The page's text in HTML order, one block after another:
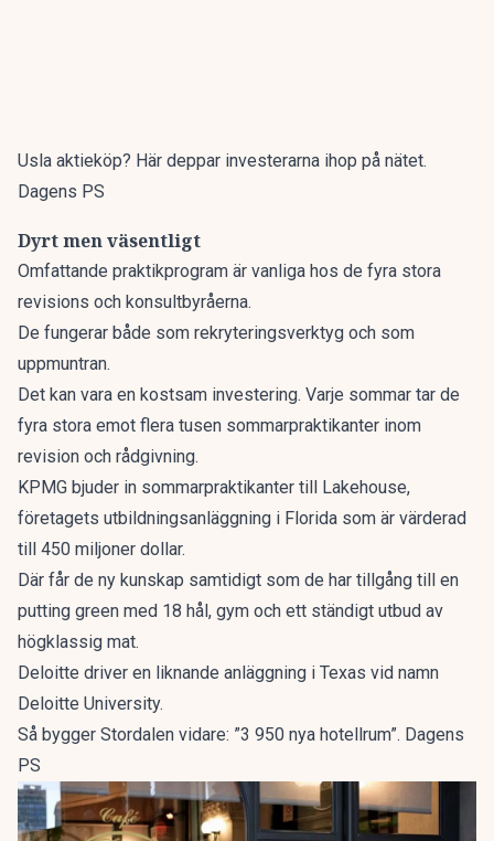
Usla aktieköp? Här deppar investerarna ihop på nätet.
Dagens PS
Dyrt men väsentligt
Omfattande praktikprogram är vanliga hos de fyra stora
revisions och konsultbyråerna.
De fungerar både som rekryteringsverktyg och som
uppmuntran.
Det kan vara en kostsam investering. Varje sommar tar de
fyra stora emot flera tusen sommarpraktikanter inom
revision och rådgivning.
KPMG bjuder in sommarpraktikanter till Lakehouse,
företagets utbildningsanläggning i Florida som är värderad
till 450 miljoner dollar.
Där får de ny kunskap samtidigt som de har tillgång till en
putting green med 18 hål, gym och ett ständigt utbud av
högklassig mat.
Deloitte driver en liknande anläggning i Texas vid namn
Deloitte University.
Så bygger Stordalen vidare: ”3 950 nya hotellrum”. Dagens
PS